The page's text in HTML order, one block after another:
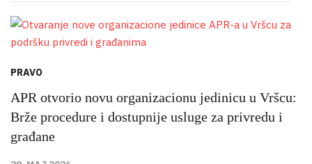
PRAVO
APR otvorio novu organizacionu jedinicu u Vršcu:
Brže procedure i dostupnije usluge za privredu i
građane